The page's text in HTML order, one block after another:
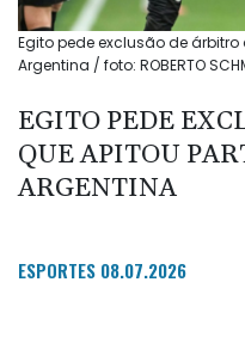
Egito pede exclusão de
Argentina / foto: ROBERTO
EGITO PEDE
QUE APITOU
ARGENTINA
ESPORTES 08.07.2026